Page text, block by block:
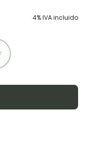
4% IVA incluido